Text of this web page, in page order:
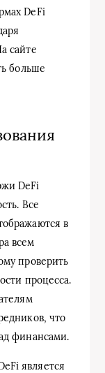
DeFi
сайте
больше
DeFi
Все
в
всем
проверить
процесса.
что
финансами.
является